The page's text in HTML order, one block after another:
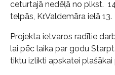
ceturtajā nedēļā no plkst.
telpās, Kr.Valdemāra ielā 13.
Projekta ietvaros radītie
lai pēc laika par godu
tiktu izlikti apskatei plašākai